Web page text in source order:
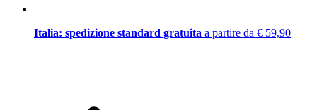
Italia: spedizione standard gratuita a partire da € 59,90